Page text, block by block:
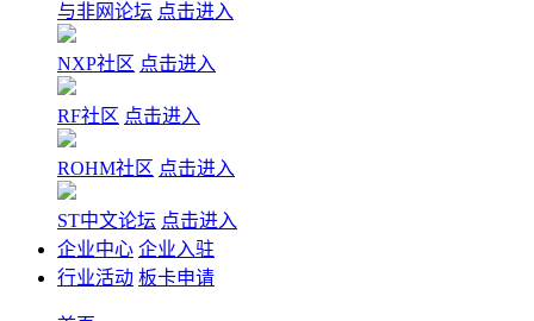
与非网论坛 点击进入
NXP社区 点击进入
RF社区 点击进入
ROHM社区 点击进入
ST中文论坛 点击进入
企业中心 企业入驻
行业活动 板卡申请